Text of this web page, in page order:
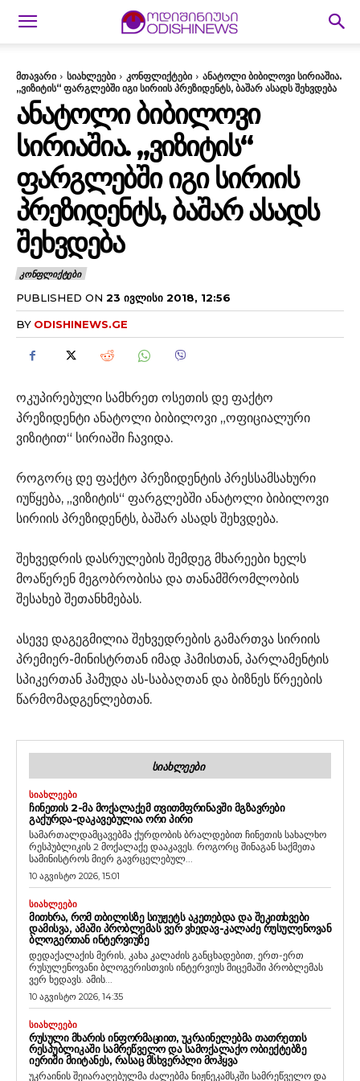
მთავარი სიახლეები კონფლიქტები
ანატოლი ბიბილოვი სირიაშია.
„ვიზიტის“ ფარგლებში იგი სირიის პრეზიდენტს, ბაშარ ასადს შეხვდება
ᲐᲜᲐᲢᲝᲚᲘ ᲑᲘᲑᲘᲚᲝᲕᲘ
ᲡᲘᲠᲘᲐᲨᲘᲐ. „ᲕᲘᲖᲘᲢᲘᲡ“
ᲤᲐᲠᲒᲚᲔᲑᲨᲘ ᲘᲒᲘ ᲡᲘᲠᲘᲘᲡ
ᲞᲠᲔᲖᲘᲓᲔᲜᲢᲡ, ᲑᲐᲨᲐᲠ ᲐᲡᲐᲓᲡ
ᲨᲔᲮᲕᲓᲔᲑᲐ
ᲙᲝᲜᲤᲚᲘᲥᲢᲔᲑᲘ
PUBLISHED ON 23 ᲘᲕᲚᲘᲡᲘ 2018, 12:56
BY ODISHINEWS.GE
ოკუპირებული სამხრეთ ოსეთის დე ფაქტო
პრეზიდენტი ანატოლი ბიბილოვი „ოფიციალური
ვიზიტით“ სირიაში ჩავიდა.
როგორც დე ფაქტო პრეზიდენტის პრესსამსახური
იუწყება, „ვიზიტის“ ფარგლებში ანატოლი ბიბილოვი
სირიის პრეზიდენტს, ბაშარ ასადს შეხვდება.
შეხვედრის დასრულების შემდეგ მხარეები ხელს
მოაწერენ მეგობრობისა და თანამშრომლობის
შესახებ შეთანხმებას.
ასევე დაგეგმილია შეხვედრების გამართვა სირიის
პრემიერ-მინისტრთან იმად ჰამისთან, პარლამენტის
სპიკერთან ჰამუდა ას-საბაღთან და ბიზნეს წრეების
წარმომადგენლებთან.
ᲡᲘᲐᲮᲚᲔᲔᲑᲘ
ᲡᲘᲐᲮᲚᲔᲔᲑᲘ
ᲩᲘᲜᲔᲗᲘᲡ 2-ᲛᲐ ᲛᲝᲥᲐᲚᲐᲥᲔᲛ ᲗᲕᲘᲗᲛᲤᲠᲘᲜᲐᲕᲨᲘ ᲛᲒᲖᲐᲕᲠᲔᲑᲘ
ᲒᲐᲥᲣᲠᲓᲐ-ᲓᲐᲙᲐᲕᲔᲑᲣᲚᲘᲐ ᲝᲠᲘ ᲞᲘᲠᲘ
სამართალდამცავებმა ქურდობის ბრალდებით ჩინეთის სახალხო
რესპუბლიკის 2 მოქალაქე დააკავეს. როგორც შინაგან საქმეთა
სამინისტროს მიერ გავრცელებულ...
10 აგვისტო 2026, 15:01
ᲡᲘᲐᲮᲚᲔᲔᲑᲘ
ᲛᲘᲗᲮᲠᲐ, ᲠᲝᲛ ᲗᲑᲘᲚᲘᲡᲖᲔ ᲡᲘᲣᲟᲔᲢᲡ ᲐᲙᲔᲗᲔᲑᲓᲐ ᲓᲐ ᲨᲔᲙᲘᲗᲮᲕᲔᲑᲘ
ᲓᲐᲛᲘᲡᲕᲐ, ᲐᲛᲐᲨᲘ ᲞᲠᲝᲑᲚᲔᲛᲐᲡ ᲕᲔᲠ ᲕᲮᲔᲓᲐᲕ-ᲙᲐᲚᲐᲫᲔ ᲠᲣᲡᲣᲚᲔᲜᲝᲕᲐᲜ
ᲑᲚᲝᲒᲔᲠᲗᲐᲜ ᲘᲜᲢᲔᲠᲕᲘᲣᲖᲔ
დედაქალაქის მერის, კახა კალაძის განცხადებით, ერთ-ერთ
რუსულენოვანი ბლოგერისთვის ინტერვიუს მიცემაში პრობლემას
ვერ ხედავს. ამის...
10 აგვისტო 2026, 14:35
ᲡᲘᲐᲮᲚᲔᲔᲑᲘ
ᲠᲣᲡᲣᲚᲘ ᲛᲮᲐᲠᲘᲡ ᲘᲜᲤᲝᲠᲛᲐᲪᲘᲘᲗ, ᲣᲙᲠᲐᲘᲜᲔᲚᲔᲑᲛᲐ ᲗᲐᲗᲠᲔᲗᲘᲡ
ᲠᲔᲡᲞᲣᲑᲚᲘᲙᲐᲨᲘ ᲡᲐᲛᲠᲔᲬᲕᲔᲚᲝ ᲓᲐ ᲡᲐᲛᲝᲥᲐᲚᲐᲥᲝ ᲝᲑᲘᲔᲥᲢᲔᲑᲖᲔ
ᲘᲔᲠᲘᲨᲘ ᲛᲘᲘᲢᲐᲜᲔᲡ, ᲠᲐᲡᲐᲪ ᲛᲡᲮᲕᲔᲠᲞᲚᲘ ᲛᲝᲰᲧᲕᲐ
უკრაინის შეიარაღებულმა ძალებმა ნიჟნეკამსკში სამრეწველო და